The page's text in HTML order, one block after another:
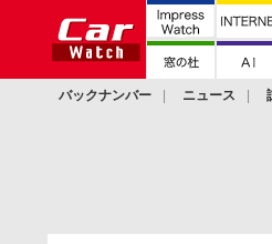
バックナンバー ニュース